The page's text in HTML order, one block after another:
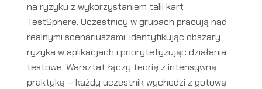
na ryzyku z wykorzystaniem talii kart
TestSphere. Uczestnicy w grupach pracują nad
realnymi scenariuszami, identyfikując obszary
ryzyka w aplikacjach i priorytetyzując działania
testowe. Warsztat łączy teorię z intensywną
praktyką – każdy uczestnik wychodzi z gotową